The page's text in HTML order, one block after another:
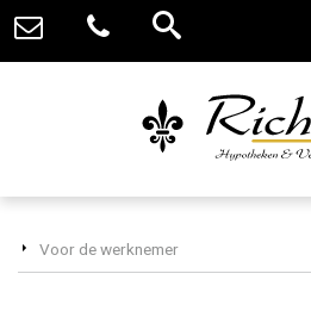
Voor de werknemer